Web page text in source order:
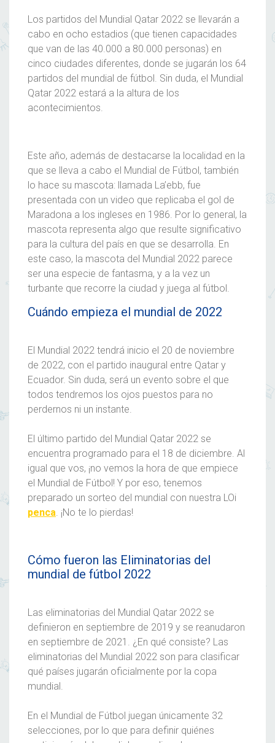
Los partidos del Mundial Qatar 2022 se llevarán a
cabo en ocho estadios (que tienen capacidades
que van de las 40.000 a 80.000 personas) en
cinco ciudades diferentes, donde se jugarán los 64
partidos del mundial de fútbol. Sin duda, el Mundial
Qatar 2022 estará a la altura de los
acontecimientos.
Este año, además de destacarse la localidad en la
que se lleva a cabo el Mundial de Fútbol, también
lo hace su mascota: llamada La’ebb, fue
presentada con un video que replicaba el gol de
Maradona a los ingleses en 1986. Por lo general, la
mascota representa algo que resulte significativo
para la cultura del país en que se desarrolla. En
este caso, la mascota del Mundial 2022 parece
ser una especie de fantasma, y a la vez un
turbante que recorre la ciudad y juega al fútbol.
Cuándo empieza el mundial de 2022
El Mundial 2022 tendrá inicio el 20 de noviembre
de 2022, con el partido inaugural entre Qatar y
Ecuador. Sin duda, será un evento sobre el que
todos tendremos los ojos puestos para no
perdernos ni un instante.
El último partido del Mundial Qatar 2022 se
encuentra programado para el 18 de diciembre. Al
igual que vos, ¡no vemos la hora de que empiece
el Mundial de Fútbol! Y por eso, tenemos
preparado un sorteo del mundial con nuestra LOi
penca. ¡No te lo pierdas!
Cómo fueron las Eliminatorias del
mundial de fútbol 2022
Las eliminatorias del Mundial Qatar 2022 se
definieron en septiembre de 2019 y se reanudaron
en septiembre de 2021. ¿En qué consiste? Las
eliminatorias del Mundial 2022 son para clasificar
qué países jugarán oficialmente por la copa
mundial.
En el Mundial de Fútbol juegan únicamente 32
selecciones, por lo que para definir quiénes